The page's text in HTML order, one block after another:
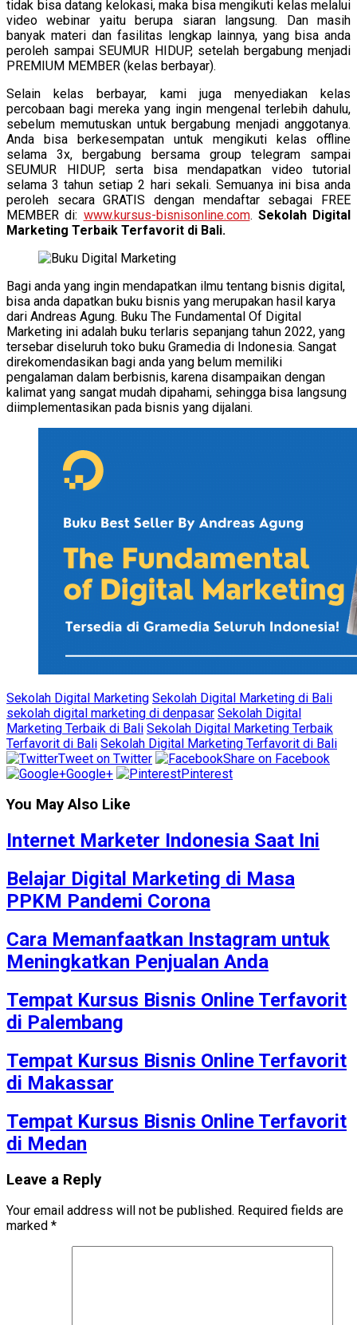
tidak bisa datang kelokasi, maka bisa mengikuti kelas melalui
video webinar yaitu berupa siaran langsung. Dan masih
banyak materi dan fasilitas lengkap lainnya, yang bisa anda
peroleh sampai SEUMUR HIDUP, setelah bergabung menjadi
PREMIUM MEMBER (kelas berbayar).
Selain kelas berbayar, kami juga menyediakan kelas
percobaan bagi mereka yang ingin mengenal terlebih dahulu,
sebelum memutuskan untuk bergabung menjadi anggotanya.
Anda bisa berkesempatan untuk mengikuti kelas offline
selama 3x, bergabung bersama group telegram sampai
SEUMUR HIDUP, serta bisa mendapatkan video tutorial
selama 3 tahun setiap 2 hari sekali. Semuanya ini bisa anda
peroleh secara GRATIS dengan mendaftar sebagai FREE
MEMBER di: www.kursus-bisnisonline.com. Sekolah Digital
Marketing Terbaik Terfavorit di Bali.
Bagi anda yang ingin mendapatkan ilmu tentang bisnis digital,
bisa anda dapatkan buku bisnis yang merupakan hasil karya
dari Andreas Agung. Buku The Fundamental Of Digital
Marketing ini adalah buku terlaris sepanjang tahun 2022, yang
tersebar diseluruh toko buku Gramedia di Indonesia. Sangat
direkomendasikan bagi anda yang belum memiliki
pengalaman dalam berbisnis, karena disampaikan dengan
kalimat yang sangat mudah dipahami, sehingga bisa langsung
diimplementasikan pada bisnis yang dijalani.
Sekolah Digital Marketing Sekolah Digital Marketing di Bali
sekolah digital marketing di denpasar Sekolah Digital
Marketing Terbaik di Bali Sekolah Digital Marketing Terbaik
Terfavorit di Bali Sekolah Digital Marketing Terfavorit di Bali
Tweet on Twitter
Share on Facebook
Google+
Pinterest
You May Also Like
Internet Marketer Indonesia Saat Ini
Belajar Digital Marketing di Masa
PPKM Pandemi Corona
Cara Memanfaatkan Instagram untuk
Meningkatkan Penjualan Anda
Tempat Kursus Bisnis Online Terfavorit
di Palembang
Tempat Kursus Bisnis Online Terfavorit
di Makassar
Tempat Kursus Bisnis Online Terfavorit
di Medan
Leave a Reply
Your email address will not be published. Required fields are
marked *